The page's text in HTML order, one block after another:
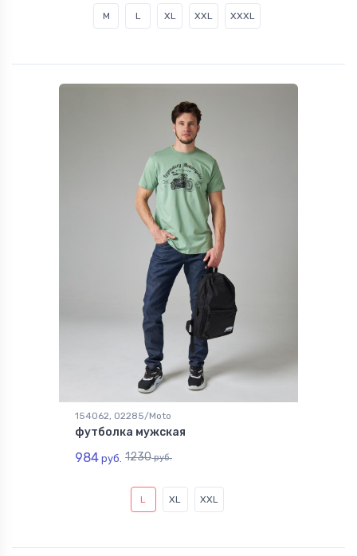
M L XL XXL XXXL
154062, 02285/Moto
футболка мужская
984 руб. 1230руб.
L XL XXL